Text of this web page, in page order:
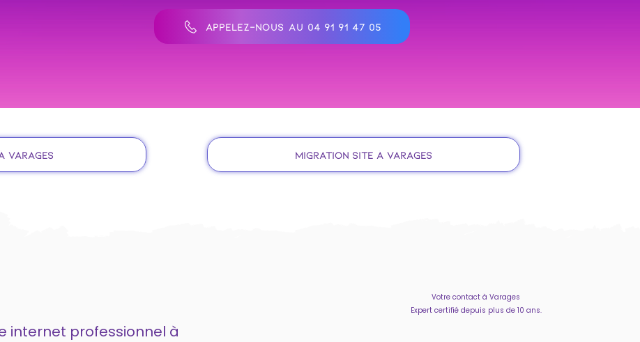
APPELEZ-NOUS AU 04 91 91 47 05
Varages Migration site à Varages
internet professionnel à
Votre contact à Varages
Expert certifié depuis plus de 10 ans.